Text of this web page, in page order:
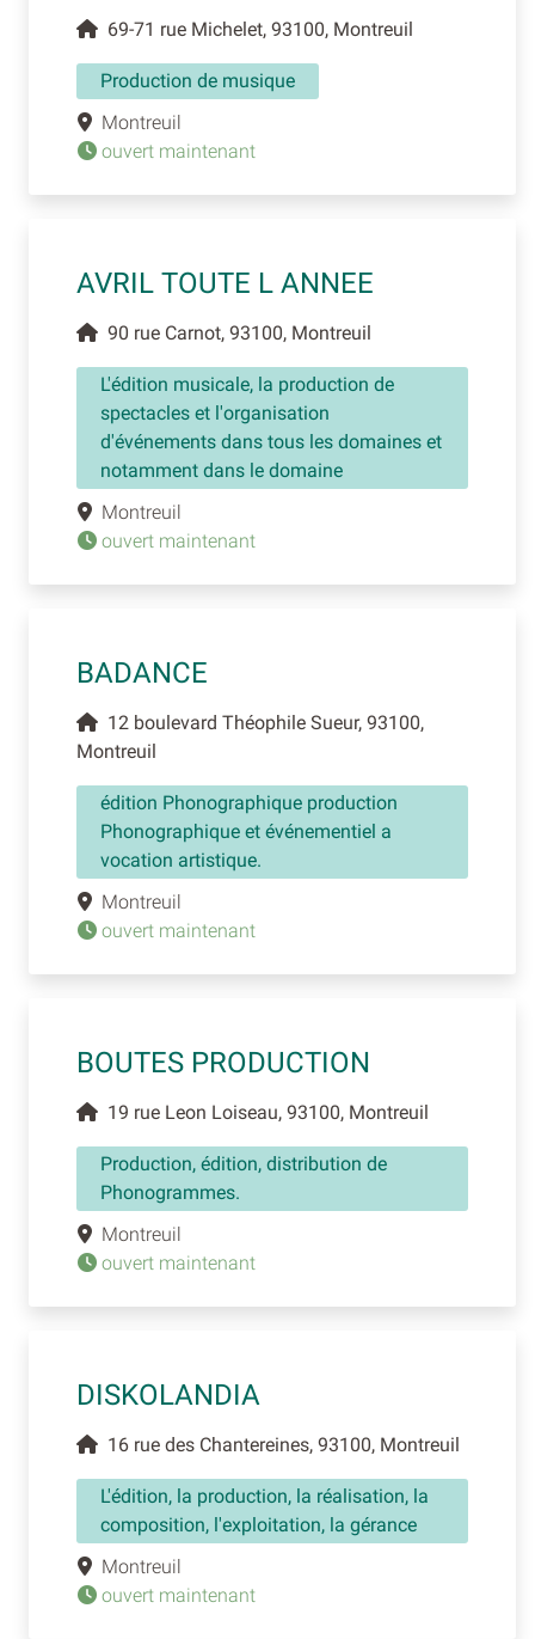
69-71 rue Michelet, 93100, Montreuil
Production de musique
Montreuil
ouvert maintenant
AVRIL TOUTE L ANNEE
90 rue Carnot, 93100, Montreuil
L'édition musicale, la production de
spectacles et l'organisation
d'événements dans tous les domaines et
notamment dans le domaine
Montreuil
ouvert maintenant
BADANCE
12 boulevard Théophile Sueur, 93100,
Montreuil
édition Phonographique production
Phonographique et événementiel a
vocation artistique.
Montreuil
ouvert maintenant
BOUTES PRODUCTION
19 rue Leon Loiseau, 93100, Montreuil
Production, édition, distribution de
Phonogrammes.
Montreuil
ouvert maintenant
DISKOLANDIA
16 rue des Chantereines, 93100, Montreuil
L'édition, la production, la réalisation, la
composition, l'exploitation, la gérance
Montreuil
ouvert maintenant